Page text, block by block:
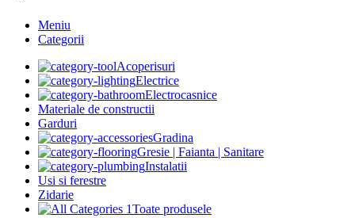
Meniu
Categorii
Acoperisuri
Electrice
Electrocasnice
Materiale de constructii
Garduri
Gradina
Gresie | Faianta | Sanitare
Instalatii
Usi si ferestre
Zidarie
Toate produsele